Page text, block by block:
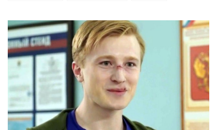
#Сергей Марин Ксения Трейстер #Вольфганг Черни кадры
#НТВ #телевидение #Тимур Вайнштейн